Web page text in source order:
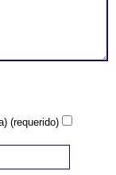
(requerido)